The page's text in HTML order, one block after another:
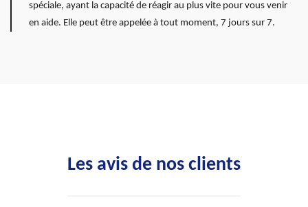
spéciale, ayant la capacité de réagir au plus vite pour vous venir
en aide. Elle peut être appelée à tout moment, 7 jours sur 7.
Les avis de nos clients